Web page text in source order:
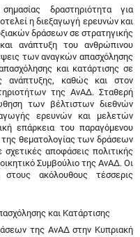
δραστηριότητα για
η διεξαγωγή ερευνών και
δράσεων σε στρατηγικής
ανάπτυξη του ανθρώπινου
των αναγκών απασχόλησης
και κατάρτισης σε
ανάπτυξης, καθώς και στον
της ΑνΑΔ. Σταθερή
των βέλτιστων διεθνών
ερευνών και μελετών
επάρκεια του παραγόμενου
θεματολογίας των δράσεων
αποφάσεις πολιτικής
Συμβούλιο της ΑνΑΔ. Οι
στους ακόλουθους τέσσερις
και Κατάρτισης
της ΑνΑΔ στην Κυπριακή